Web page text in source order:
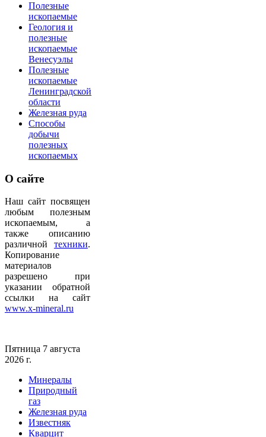
Полезные
ископаемые
Геология и
полезные
ископаемые
Венесуэлы
Полезные
ископаемые
Ленинградской
области
Железная руда
Способы
добычи
полезных
ископаемых
О сайте
Наш сайт посвящен
любым полезным
ископаемым, а
также описанию
различной техники.
Копирование
материалов
разрешено при
указании обратной
ссылки на сайт
www.x-mineral.ru
Пятница 7 августа
2026 г.
Минералы
Природный
газ
Железная руда
Известняк
Кварцит